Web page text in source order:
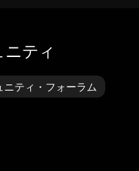
ティ
ティ・フォーラム